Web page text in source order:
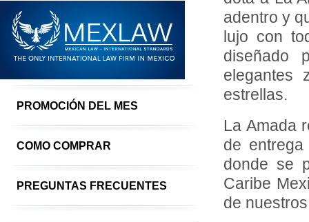
PROMOCIÓN DEL MES
COMO COMPRAR
PREGUNTAS FRECUENTES
adentro y
lujo con
diseñado
elegantes
estrellas.
La Amada
de
donde se
Caribe
de